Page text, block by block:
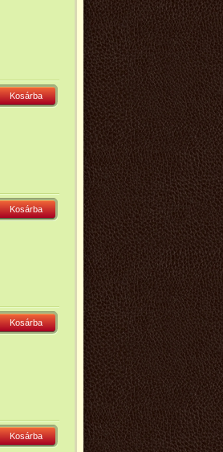
Kosárba
Kosárba
Kosárba
Kosárba